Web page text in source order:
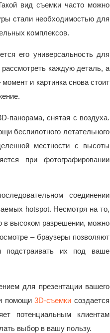
вид съемки часто можно
стали необходимостью для
комплексов.
его универсальность для
каждую деталь, а
и картинка снова стоит
панорама, снятая с воздуха.
беспилотного летательного
местности с высоты
при фотографировании
соединении
hotspot. Несмотря на то,
в высоком разрешении, можно
– браузеры позволяют
подстраивать их под ваше
для презентации вашего
помощи3D-съемки создается
потенциальным клиентам
выбор в вашу пользу.